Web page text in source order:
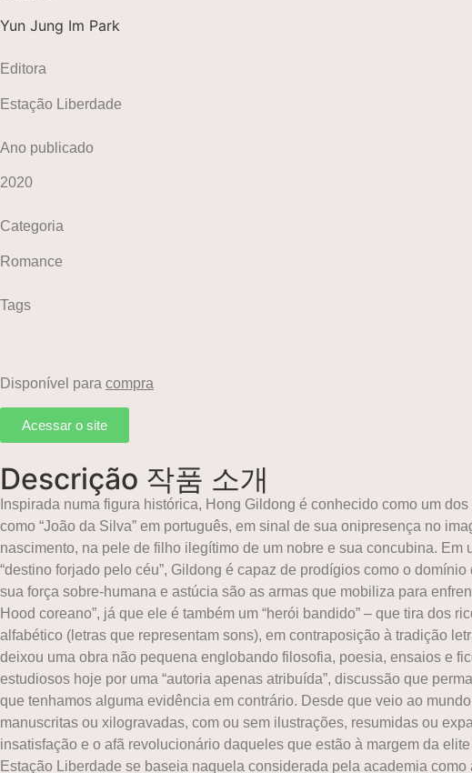
Yun Jung Im Park
Editora
Estação Liberdade
Ano publicado
2020
Categoria
Romance
Tags
Disponível para compra
Acessar o site
Descrição 작품 소개
Inspirada numa figura histórica, Hong Gildong é conhecido como um
como “João da Silva” em português, em sinal de sua onipresença no
nascimento, na pele de filho ilegítimo de um nobre e sua concubina.
“destino forjado pelo céu”, Gildong é capaz de prodígios como o
sua força sobre-humana e astúcia são as armas que mobiliza para
Hood coreano”, já que ele é também um “herói bandido” – que tira
alfabético (letras que representam sons), em contraposição à tradição
deixou uma obra não pequena englobando filosofia, poesia, ensaios e
estudiosos hoje por uma “autoria apenas atribuída”, discussão que
que tenhamos alguma evidência em contrário. Desde que veio ao
manuscritas ou xilogravadas, com ou sem ilustrações, resumidas ou
insatisfação e o afã revolucionário daqueles que estão à margem da
Estação Liberdade se baseia naquela considerada pela academia